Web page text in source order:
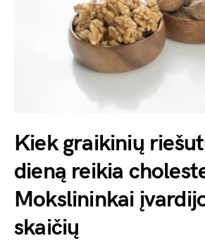
Kiek graikinių
dieną reikia
Mokslininkai
skaičių